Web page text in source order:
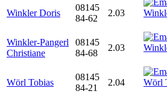
Winkler Doris
08145
84-62
2.03
Winkler-Pangerl
Christiane
08145
84-68
2.03
Wörl Tobias
08145
84-21
2.04